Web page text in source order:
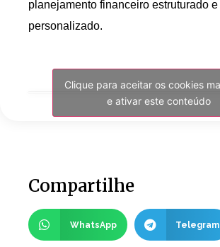
planejamento financeiro estruturado e
personalizado.
Clique para aceitar os cookies
e ativar este conteúdo
Compartilhe
WhatsApp Telegram